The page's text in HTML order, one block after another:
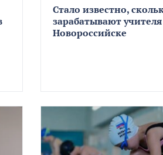
Стало известно,
зарабатывают
Новороссийске